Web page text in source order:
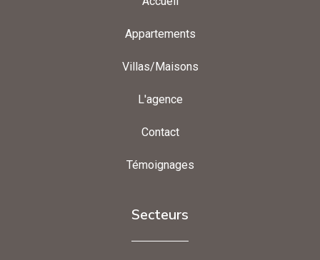
Appartements
Villas/Maisons
L'agence
Contact
Témoignages
Secteurs